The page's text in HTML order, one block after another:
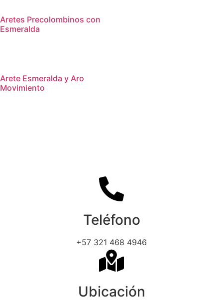
Aretes Precolombinos con
Esmeralda
Arete Esmeralda y Aro
Movimiento
Teléfono
+57 321 468 4946
Ubicación